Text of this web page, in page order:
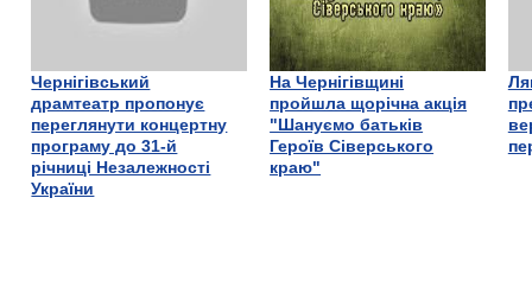
Чернігівський
драмтеатр пропонує
переглянути концертну
програму до 31-й
річниці Незалежності
України
На Чернігівщині
пройшла щорічна акція
"Шануємо батьків
Героїв Сіверського
краю"